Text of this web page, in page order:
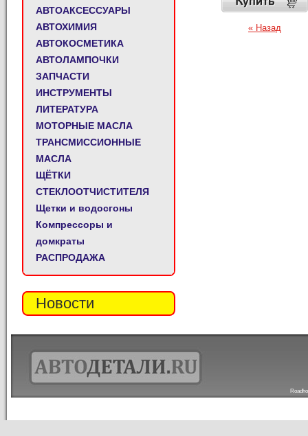
АВТОАКСЕССУАРЫ
АВТОХИМИЯ
АВТОКОСМЕТИКА
АВТОЛАМПОЧКИ
ЗАПЧАСТИ
ИНСТРУМЕНТЫ
ЛИТЕРАТУРА
МОТОРНЫЕ МАСЛА
ТРАНСМИССИОННЫЕ
МАСЛА
ЩЁТКИ
СТЕКЛООТЧИСТИТЕЛЯ
Щетки и водосгоны
Компрессоры и
домкраты
РАСПРОДАЖА
Новости
« Назад